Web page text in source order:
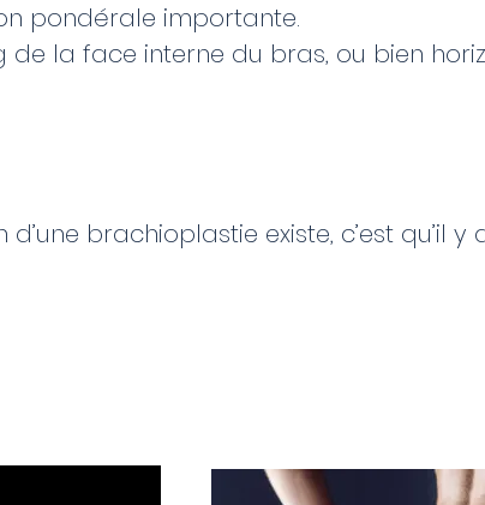
pondérale importante.
la face interne du bras, ou bien
brachioplastie existe, c’est qu’il